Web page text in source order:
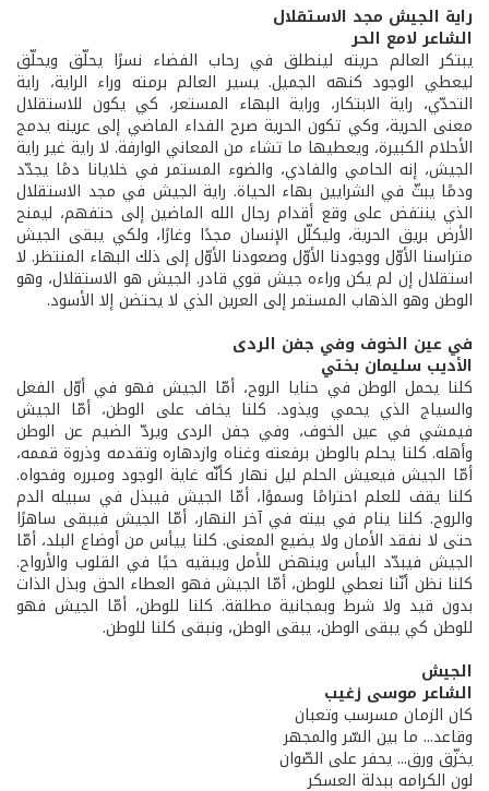
راية الجيش مجد الاستقلال
الشاعر لامع الحر
يبتكر العالم حريته لينطلق في رحاب الفضاء نسرًا يحلّق ويحلّق
ليعطي الوجود كنهه الجميل. يسير العالم برمته وراء الراية، راية
التحدّي، راية الابتكار، وراية البهاء المستعر، كي يكون للاستقلال
معنى الحرية، وكي تكون الحرية صرح الفداء الماضي إلى عرينه يدمج
الأحلام الكبيرة، ويعطيها ما تشاء من المعاني الوارفة. لا راية غير راية
الجيش، إنه الحامي والفادي، والضوء المستمر في خلايانا دمًا يجدّد
ودمًا يبثّ في الشرايين بهاء الحياة. راية الجيش في مجد الاستقلال
الذي ينتفض على وقع أقدام رجال الله الماضين إلى حتفهم، ليمنح
الأرض بريق الحرية، وليكلّل الإنسان مجدًا وغارًا، ولكي يبقى الجيش
متراسنا الأوّل ووجودنا الأوّل وصعودنا الأوّل إلى ذلك البهاء المنتظر. لا
استقلال إن لم يكن وراءه جيش قوي قادر. الجيش هو الاستقلال، وهو
الوطن وهو الذهاب المستمر إلى العرين الذي لا يحتضن إلا الأسود.
في عين الخوف وفي جفن الردى
الأديب سليمان بختي
كلنا يحمل الوطن في حنايا الروح، أمّا الجيش فهو في أوّل الفعل
والسياج الذي يحمي ويذود. كلنا يخاف على الوطن، أمّا الجيش
فيمشي في عين الخوف، وفي جفن الردى ويردّ الضيم عن الوطن
وأهله. كلنا يحلم بالوطن برفعته وغناه وازدهاره وتقدمه وذروة قممه،
أمّا الجيش فيعيش الحلم ليل نهار كأنّه غاية الوجود ومبرره وفحواه.
كلنا يقف للعلم احترامًا وسموًا، أمّا الجيش فيبذل في سبيله الدم
والروح. كلنا ينام في بيته في آخر النهار، أمّا الجيش فيبقى ساهرًا
حتى لا نفقد الأمان ولا يضيع المعنى. كلنا ييأس من أوضاع البلد، أمّا
الجيش فيبدّد اليأس وينهض للأمل ويبقيه حيًا في القلوب والأرواح.
كلنا نظن أنّنا نعطي للوطن، أمّا الجيش فهو العطاء الحق وبذل الذات
بدون قيد ولا شرط وبمجانية مطلقة. كلنا للوطن، أمّا الجيش فهو
للوطن كي يبقى الوطن، يبقى الوطن، ونبقى كلنا للوطن.
الجيش
الشاعر موسى زغيب
كان الزمان مسرسب وتعبان
وقاعد... ما بين السّر والمجهر
يخزّق ورق... يحفر على الصّوان
لون الكرامه ببدلة العسكر